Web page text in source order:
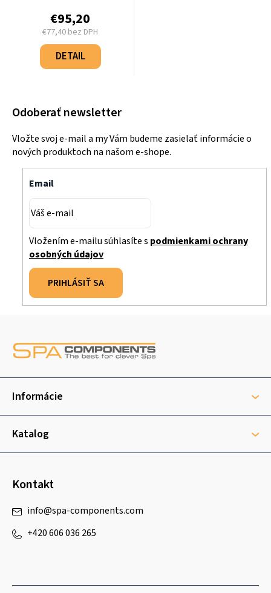
€95,20
€77,40 bez DPH
Jednotková
cena:
DETAIL
Odoberať newsletter
Vložte svoj e-mail a my Vám budeme zasielať informácie o
nových produktoch na našom e-shope.
Email
Vložením e-mailu súhlasíte s podmienkami ochrany
osobných údajov
PRIHLÁSIŤ SA
ä
i
Informácie
Katalog
Kontakt
info@spa-components.com
+420 606 036 265